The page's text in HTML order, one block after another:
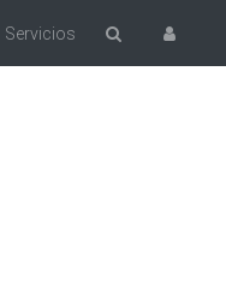
Servicios